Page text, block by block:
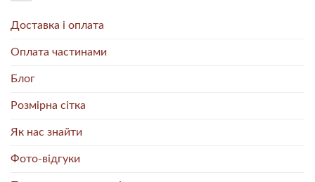
Доставка і оплата
Оплата частинами
Блог
Розмірна сітка
Як нас знайти
Фото-відгуки